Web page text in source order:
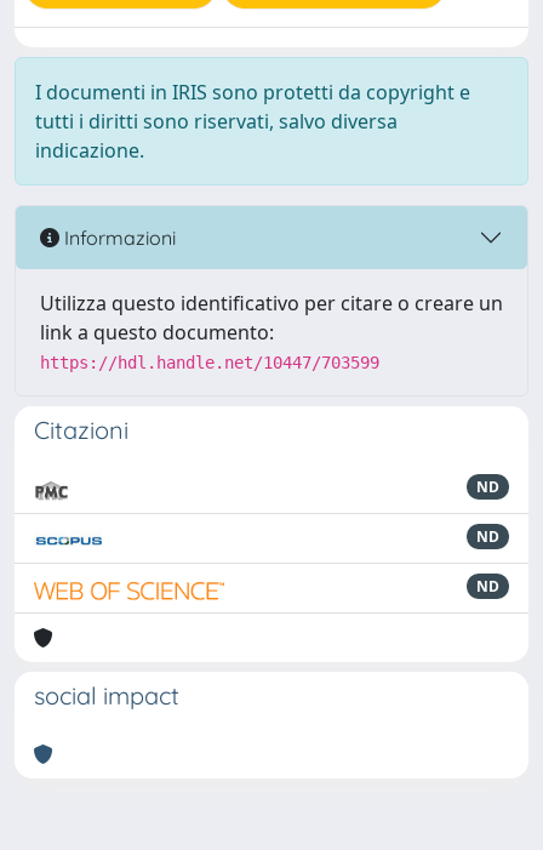
I documenti in IRIS sono protetti da copyright e
tutti i diritti sono riservati, salvo diversa
indicazione.
Informazioni
Utilizza questo identificativo per citare o creare un
link a questo documento:
https://hdl.handle.net/10447/703599
Citazioni
ND
ND
ND
social impact